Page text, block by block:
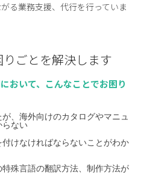
る業務支援、代行を行っていま
ごとを解決します
おいて、こんなことでお困り
、海外向けのカタログやマニュ
らない
けなければならないことがわか
殊言語の翻訳方法、制作方法が